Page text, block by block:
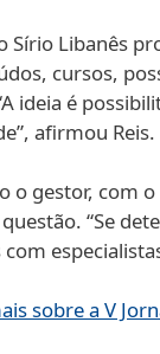
Sírio Libanês
cursos,
ideia é
afirmou Reis.
o gestor, com
“Se
sobre a V